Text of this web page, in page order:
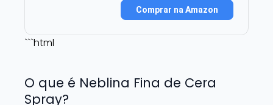
Comprar na Amazon
```html
O que é Neblina Fina de Cera
Spray?